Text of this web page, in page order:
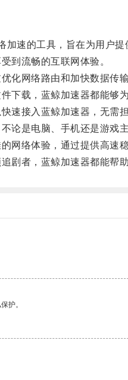
速的工具，旨在为用户提
流畅的互联网体验。
网络路由和加快数据传输
载，蓝鲸加速器都能够为
接入蓝鲸加速器，无需担
是电脑、手机还是游戏主
络体验，通过提供高速稳
者，蓝鲸加速器都能帮助
护。